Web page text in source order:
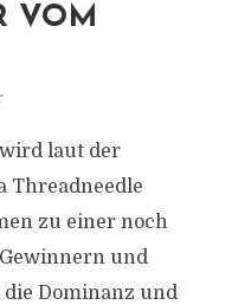
VOM
laut der
Threadneedle
zu einer noch
und
Dominanz und